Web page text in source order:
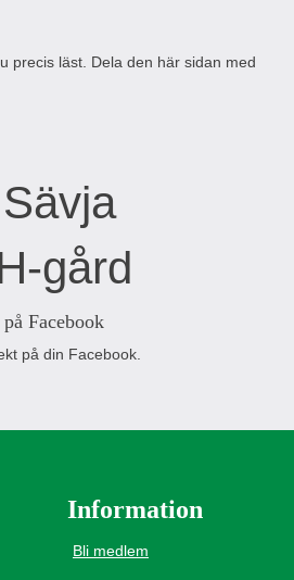
precis läst. Dela den här sidan med
Facebook
på din Facebook.
Information
Bli medlem